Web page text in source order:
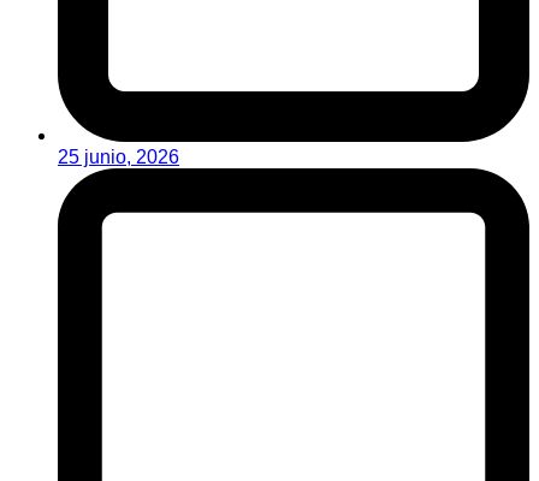
25 junio, 2026